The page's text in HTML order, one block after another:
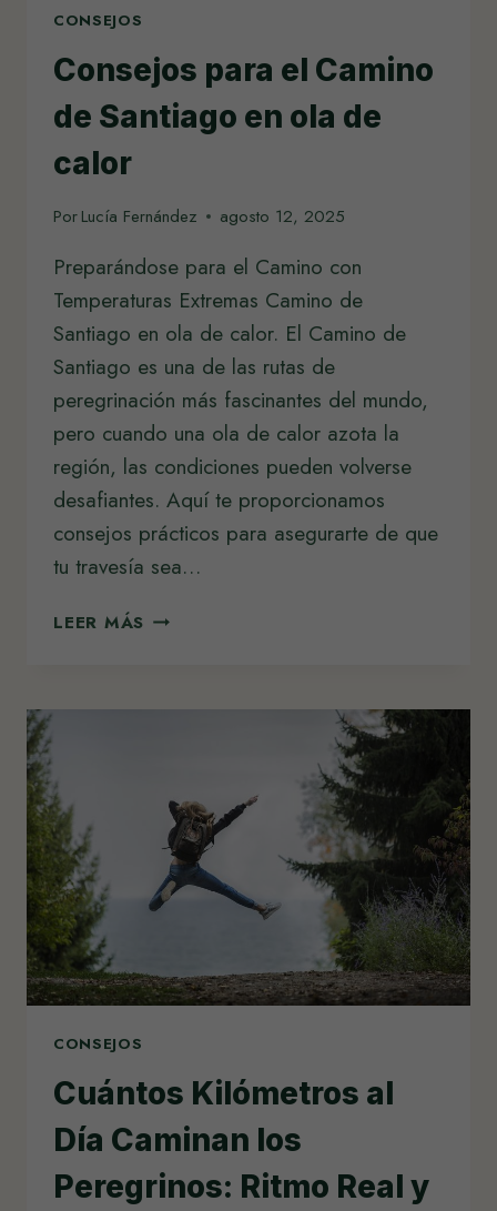
CONSEJOS
Consejos para el Camino
de Santiago en ola de
calor
PorLucía Fernández agosto 12, 2025
Preparándose para el Camino con
Temperaturas Extremas Camino de
Santiago en ola de calor. El Camino de
Santiago es una de las rutas de
peregrinación más fascinantes del mundo,
pero cuando una ola de calor azota la
región, las condiciones pueden volverse
desafiantes. Aquí te proporcionamos
consejos prácticos para asegurarte de que
tu travesía sea…
LEER MÁS CONSEJOS
OLA
CALOR
CONSEJOS
Cuántos Kilómetros al
Día Caminan los
Peregrinos: Ritmo Real y